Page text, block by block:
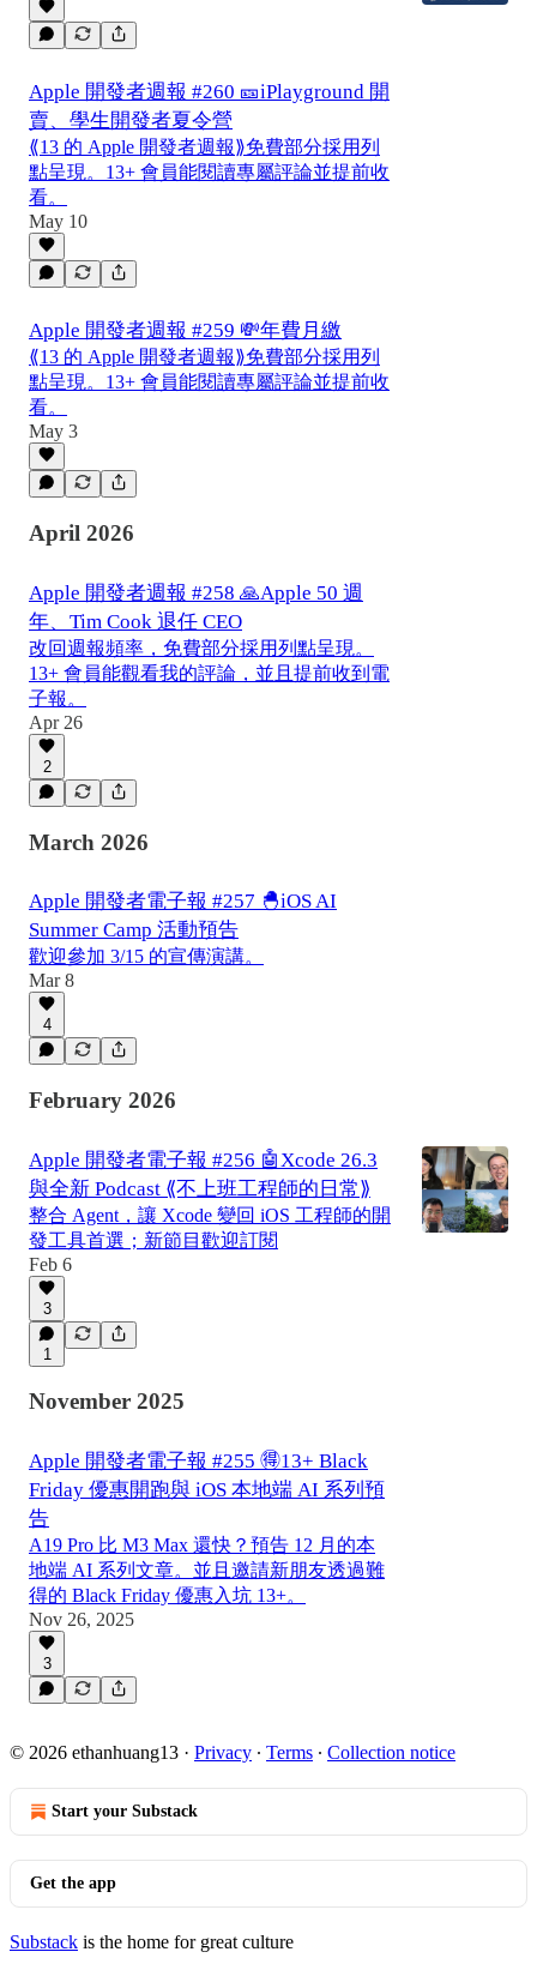
Apple 開發者週報 #260 🎫iPlayground 開
賣、學生開發者夏令營
⟪13 的 Apple 開發者週報⟫免費部分採用列
點呈現。13+ 會員能閱讀專屬評論並提前收
看。
May 10
Apple 開發者週報 #259 💸年費月繳
⟪13 的 Apple 開發者週報⟫免費部分採用列
點呈現。13+ 會員能閱讀專屬評論並提前收
看。
May 3
April 2026
Apple 開發者週報 #258 🙏Apple 50 週
年、Tim Cook 退任 CEO
改回週報頻率，免費部分採用列點呈現。
13+ 會員能觀看我的評論，並且提前收到電
子報。
Apr 26
2
March 2026
Apple 開發者電子報 #257 🐣iOS AI
Summer Camp 活動預告
歡迎參加 3/15 的宣傳演講。
Mar 8
4
February 2026
Apple 開發者電子報 #256 🤖Xcode 26.3
與全新 Podcast ⟪不上班工程師的日常⟫
整合 Agent，讓 Xcode 變回 iOS 工程師的開
發工具首選；新節目歡迎訂閱
Feb 6
3
1
November 2025
Apple 開發者電子報 #255 🉐13+ Black
Friday 優惠開跑與 iOS 本地端 AI 系列預
告
A19 Pro 比 M3 Max 還快？預告 12 月的本
地端 AI 系列文章。並且邀請新朋友透過難
得的 Black Friday 優惠入坑 13+。
Nov 26, 2025
3
© 2026 ethanhuang13 · Privacy ∙ Terms ∙ Collection notice
Start your Substack
Get the app
Substack is the home for great culture